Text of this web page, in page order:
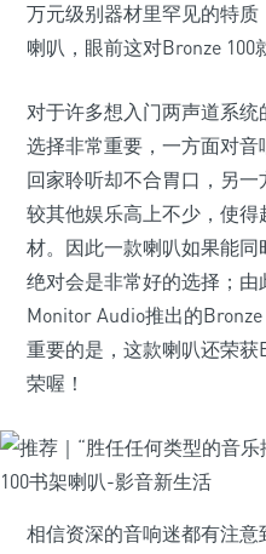
万元级别器材里罕见的特
喇叭，眼前这对Bronze 100
对于许多想入门两声道系
选择非常重要，一方面对
回家聆听却不合胃口，另
较其他娱乐高上不少，使
材。因此一款喇叭如果能同
绝对会是非常好的选择；
Monitor Audio推出的
重要的是，这款喇叭还荣
荣喔！
相信资深的音响迷都有注